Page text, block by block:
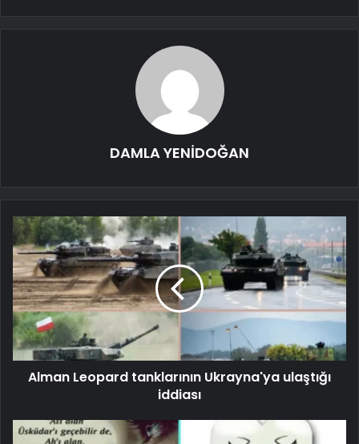
DAMLA YENİDOĞAN
Alman Leopard tanklarının Ukrayna'ya ulaştığı
iddiası